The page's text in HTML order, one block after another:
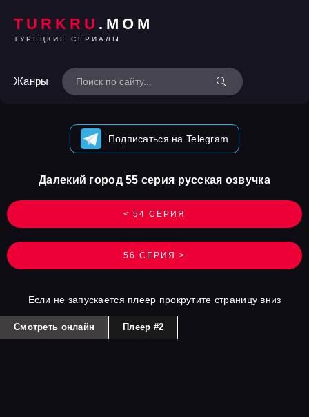
TURKRU .MOM
ТУРЕЦКИЕ СЕРИАЛЫ
Жанры
Подписаться на Telegram
< 54 СЕРИЯ
Далекий город 55 серия русская озвучка
56 СЕРИЯ >
Если не запускается плеер прокрутите страницу вниз
Смотреть онлайн Плеер #2